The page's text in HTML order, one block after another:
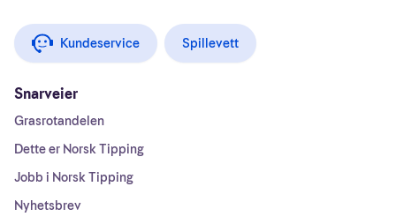
Kundeservice Spillevett
Snarveier
Grasrotandelen
Dette er Norsk Tipping
Jobb i Norsk Tipping
Nyhetsbrev